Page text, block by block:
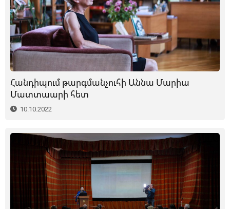
Հանդիպում թարգմանչուհի Աննա Մարիա
Մատտաարի հետ
10.10.2022